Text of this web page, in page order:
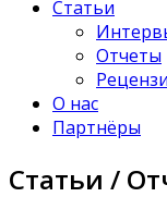
Статьи
Отчеты
О нас
Партнёры
Статьи /